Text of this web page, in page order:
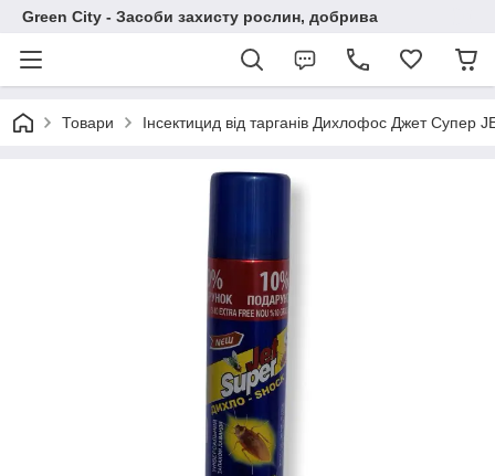
Green City - Засоби захисту рослин, добрива
Товари Інсектицид від тарганів Дихлофос Джет Супер